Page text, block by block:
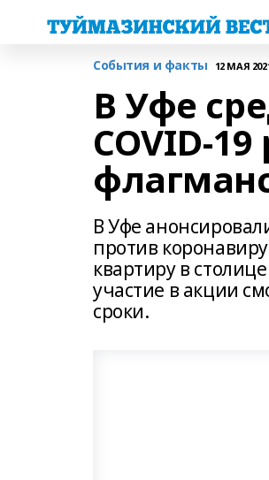
События и факты 12 МАЯ
В Уфе
COVID-
В Уфе
против
квартиру в
участие в акции
сроки.